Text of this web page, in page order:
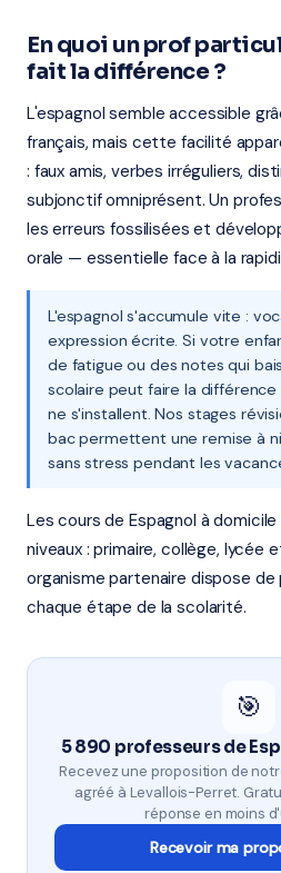
En quoi un prof
fait la différence ?
L'espagnol semble accessible
français, mais cette facilité
: faux amis, verbes irréguliers,
subjonctif omniprésent. Un
les erreurs fossilisées et
orale — essentielle face à la
L'espagnol s'accumule vite :
expression écrite. Si votre
de fatigue ou des notes qui
scolaire peut faire la différence
ne s'installent. Nos stages
bac permettent une remise à
sans stress pendant les
Les cours de Espagnol à
niveaux : primaire, collège, lycée
organisme partenaire dispose de
chaque étape de la scolarité.
🎯
5 890 professeurs de
Recevez une proposition de
agréé à Levallois-Perret.
réponse en moins
Recevoir ma